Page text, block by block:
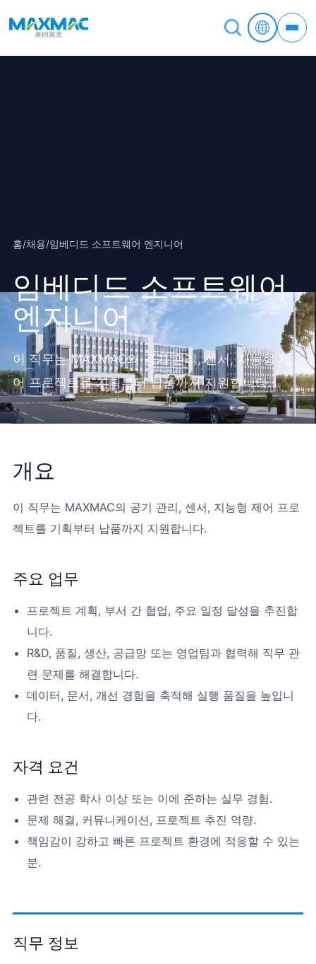
홈/채용/임베디드 소프트웨어 엔지니어
임베디드 소프트웨어
엔지니어
이 직무는 MAXMAC의 공기 관리, 센서, 지능형 제
어 프로젝트를 기획부터 납품까지 지원합니다.
개요
이 직무는 MAXMAC의 공기 관리, 센서, 지능형 제어 프로
젝트를 기획부터 납품까지 지원합니다.
주요 업무
프로젝트 계획, 부서 간 협업, 주요 일정 달성을 추진합
니다.
R&D, 품질, 생산, 공급망 또는 영업팀과 협력해 직무 관
련 문제를 해결합니다.
데이터, 문서, 개선 경험을 축적해 실행 품질을 높입니
다.
자격 요건
관련 전공 학사 이상 또는 이에 준하는 실무 경험.
문제 해결, 커뮤니케이션, 프로젝트 추진 역량.
책임감이 강하고 빠른 프로젝트 환경에 적응할 수 있는
분.
직무 정보